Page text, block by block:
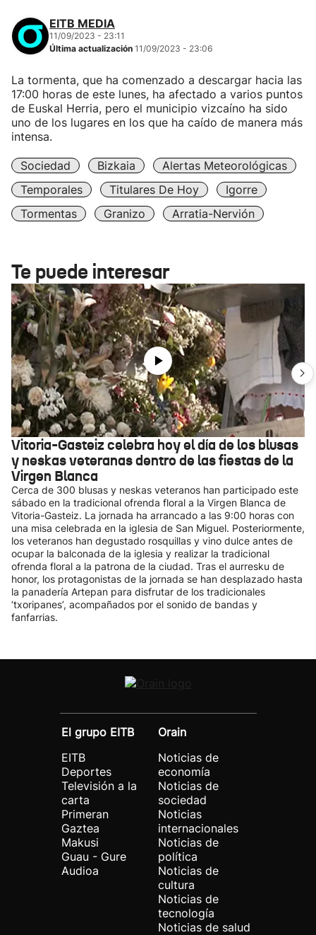
EITB MEDIA
11/09/2023 - 23:11
Última actualización 11/09/2023 - 23:06
La tormenta, que ha comenzado a descargar hacia las
17:00 horas de este lunes, ha afectado a varios puntos
de Euskal Herria, pero el municipio vizcaíno ha sido
uno de los lugares en los que ha caído de manera más
intensa.
Sociedad Bizkaia
Alertas Meteorológicas
Temporales
Titulares De Hoy
Igorre
Tormentas
Granizo Arratia-Nervión
Te puede interesar
Vitoria-Gasteiz celebra hoy el día de los blusas
y neskas veteranas dentro de las fiestas de la
Virgen Blanca
Cerca de 300 blusas y neskas veteranos han participado este
sábado en la tradicional ofrenda floral a la Virgen Blanca de
Vitoria-Gasteiz. La jornada ha arrancado a las 9:00 horas con
una misa celebrada en la iglesia de San Miguel. Posteriormente,
los veteranos han degustado rosquillas y vino dulce antes de
ocupar la balconada de la iglesia y realizar la tradicional
ofrenda floral a la patrona de la ciudad. Tras el aurresku de
honor, los protagonistas de la jornada se han desplazado hasta
la panadería Artepan para disfrutar de los tradicionales
‘txoripanes’, acompañados por el sonido de bandas y
fanfarrias.
El grupo EITB
EITB
Deportes
Televisión a la
carta
Primeran
Gaztea
Makusi
Guau - Gure
Audioa
Orain
Noticias de
economía
Noticias de
sociedad
Noticias
internacionales
Noticias de
política
Noticias de
cultura
Noticias de
tecnología
Noticias de salud